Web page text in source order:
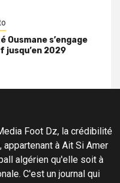
Ousmane s’engage
jusqu’en 2029
Foot Dz, la crédibilité
à Ait Si Amer
algérien qu'elle soit à
C'est un journal qui